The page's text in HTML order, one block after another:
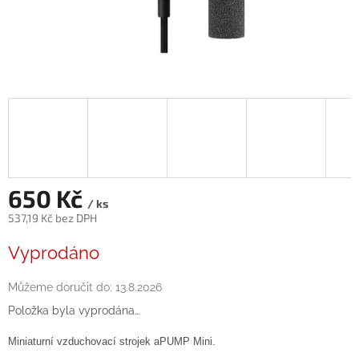
650 Kč / ks
537,19 Kč bez DPH
cena:
Vyprodáno
Můžeme doručit do: 13.8.2026
Položka byla vyprodána…
Miniaturní vzduchovací strojek aPUMP Mini.